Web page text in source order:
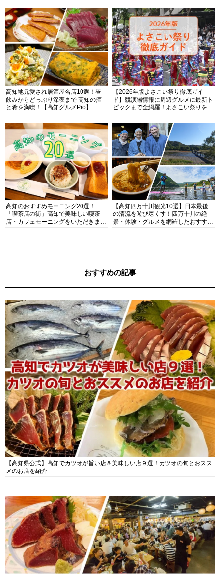
高知地元愛され居酒屋名店10選！昼
飲みからどっぷり深夜まで 高知の酒
と肴を満喫！【高知グルメPro】
【2026年版よさこい祭り徹底ガイ
ド】競演場情報に周辺グルメに最新ト
ピックまで全網羅！よさこい祭りを満
高知のおすすめモーニング20選！
「喫茶店の街」高知で美味しい喫茶
店・カフェモーニングをいただきま
【高知四万十川観光10選】日本最後
の清流を遊び尽くす！四万十川の絶
景・体験・グルメを網羅したおすすめ
おすすめの記事
【高知県公式】高知でカツオが旨い店＆美味しい店９選！カツオの旬とおスス
メのお店を紹介